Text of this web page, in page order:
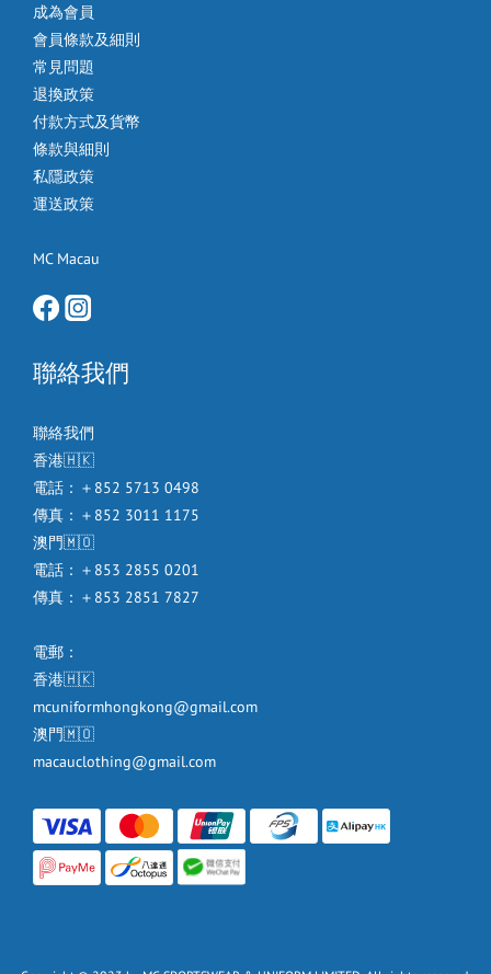
成為會員
會員條款及細則
常見問題
退換政策
付款方式及貨幣
條款與細則
私隱政策
運送政策
MC Macau
聯絡我們
聯絡我們
香港🇭🇰
電話：＋852 5713 0498
傳真：＋852 3011 1175
澳門🇲🇴
電話：＋853 2855 0201
傳真：＋853 2851 7827
電郵：
香港🇭🇰
mcuniformhongkong@gmail.com
澳門🇲🇴
macauclothing@gmail.com